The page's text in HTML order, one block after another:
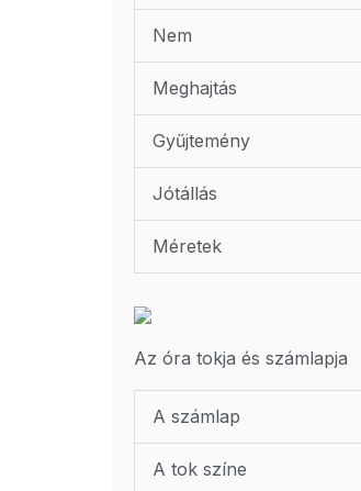
Nem
Meghajtás
Gyűjtemény
Jótállás
Méretek
Az óra tokja és számlapja
A számlap
A tok színe